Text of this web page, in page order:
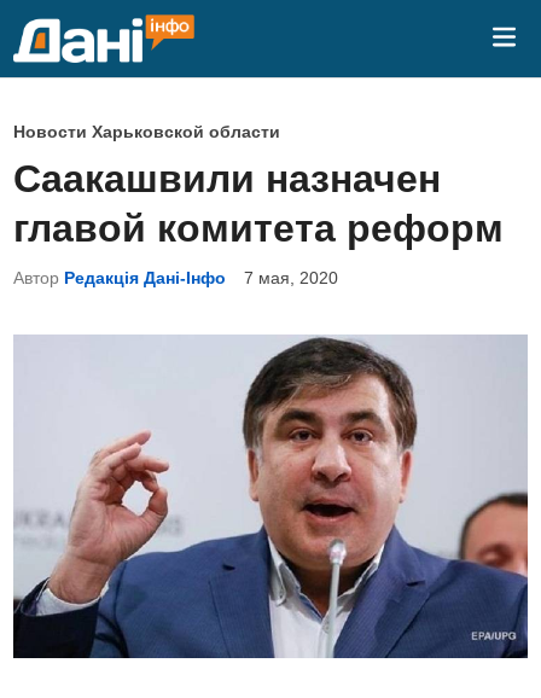
О
п
у
б
к
Новости Харьковской области
Саакашвили назначен
главой комитета реформ
Автор Редакція Дані-Інфо 7 мая, 2020